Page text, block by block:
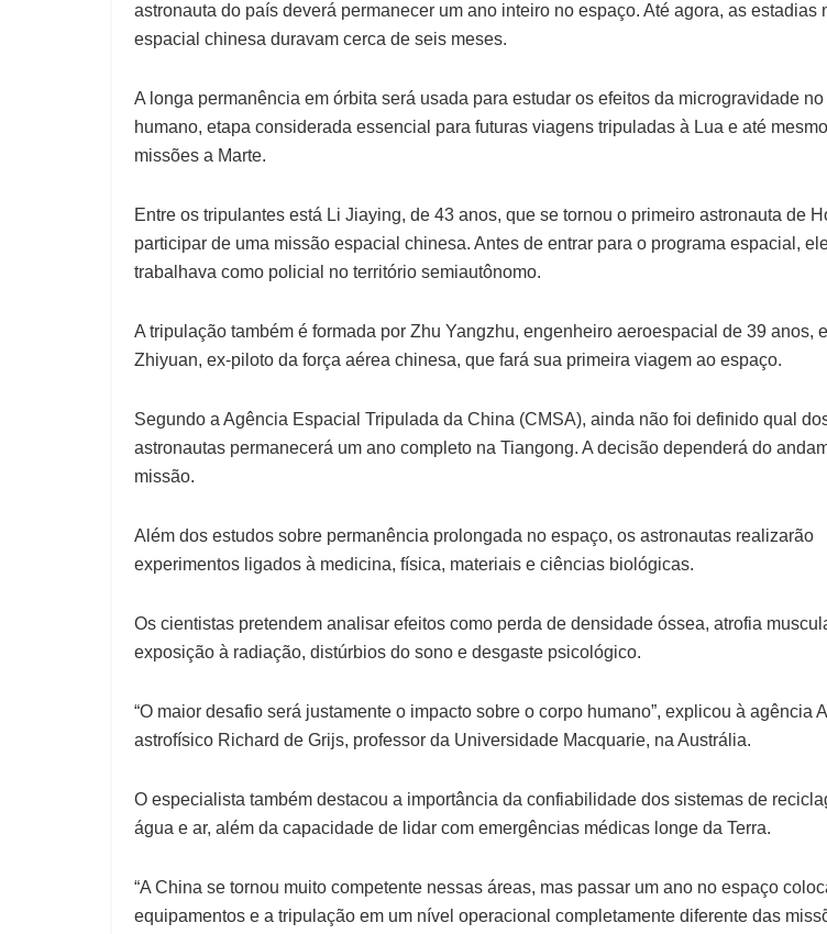
astronauta do país deverá permanecer um ano inteiro no espaço. Até agora, as estadias
espacial chinesa duravam cerca de seis meses.
A longa permanência em órbita será usada para estudar os efeitos da microgravidade
humano, etapa considerada essencial para futuras viagens tripuladas à Lua e até
missões a Marte.
Entre os tripulantes está Li Jiaying, de 43 anos, que se tornou o primeiro astronauta de
participar de uma missão espacial chinesa. Antes de entrar para o programa espacial,
trabalhava como policial no território semiautônomo.
A tripulação também é formada por Zhu Yangzhu, engenheiro aeroespacial de 39 anos,
Zhiyuan, ex-piloto da força aérea chinesa, que fará sua primeira viagem ao espaço.
Segundo a Agência Espacial Tripulada da China (CMSA), ainda não foi definido qual
astronautas permanecerá um ano completo na Tiangong. A decisão dependerá do
missão.
Além dos estudos sobre permanência prolongada no espaço, os astronautas realizarão
experimentos ligados à medicina, física, materiais e ciências biológicas.
Os cientistas pretendem analisar efeitos como perda de densidade óssea, atrofia
exposição à radiação, distúrbios do sono e desgaste psicológico.
“O maior desafio será justamente o impacto sobre o corpo humano”, explicou à agência
astrofísico Richard de Grijs, professor da Universidade Macquarie, na Austrália.
O especialista também destacou a importância da confiabilidade dos sistemas de
água e ar, além da capacidade de lidar com emergências médicas longe da Terra.
“A China se tornou muito competente nessas áreas, mas passar um ano no espaço
equipamentos e a tripulação em um nível operacional completamente diferente das